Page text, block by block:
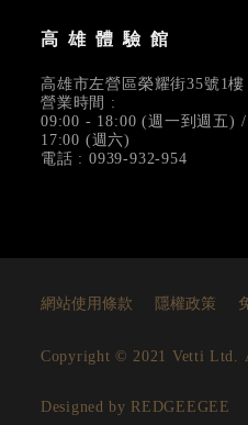
高雄體驗館
高雄市左營區榮耀街35號1樓
營業時間 :
09:00 - 18:00 (週一到週五)
17:00 (週六)
電話 : 0939-932-954
網站使用條款 隱權政策
Copyright © 2021 Vetti Ltd.
Designed by REDGEEGEE